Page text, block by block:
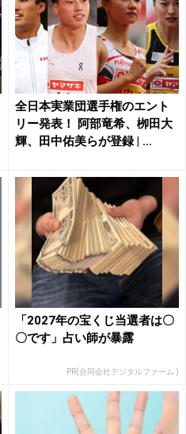
全日本実業団選手権のエント
リー発表！ 阿部竜希、栁田大
輝、田中佑美らが登録 | ...
「2027年の宝くじ当選者は〇
〇です」占い師が暴露
PR(合同会社デジタルファーム )